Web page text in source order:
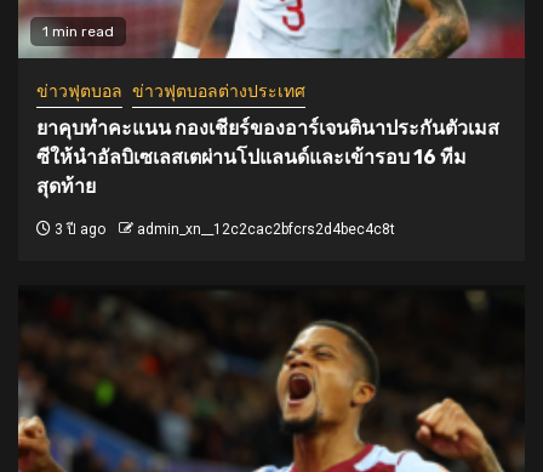
1 min read
ข่าวฟุตบอล ข่าวฟุตบอลต่างประเทศ
ยาคุบทำคะแนน กองเชียร์ของอาร์เจนตินาประกันตัวเมส
ซีให้นำอัลบิเซเลสเตผ่านโปแลนด์และเข้ารอบ 16 ทีม
สุดท้าย
3 ปี ago admin_xn__12c2cac2bfcrs2d4bec4c8t